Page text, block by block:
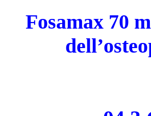
Fosamax 70